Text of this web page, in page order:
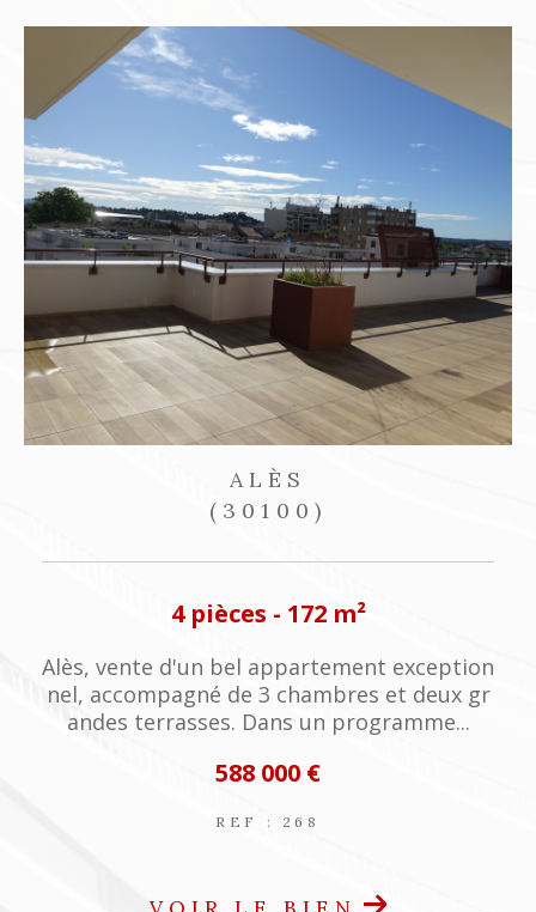
ALÈS
(30100)
4 pièces - 172 m²
Alès, vente d'un bel appartement exception
nel, accompagné de 3 chambres et deux gr
andes terrasses. Dans un programme...
588 000 €
REF : 268